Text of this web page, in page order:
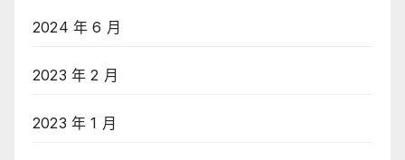
2024 年 6 月
2023 年 2 月
2023 年 1 月